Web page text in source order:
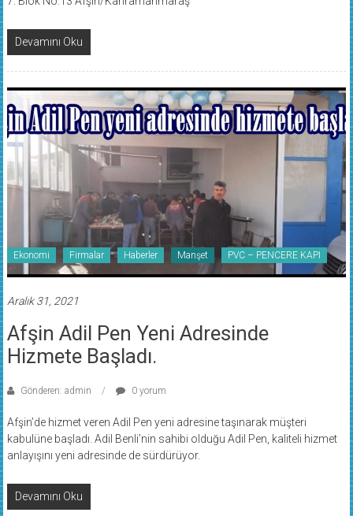
Devamını Oku
Ekonomi Firmalar Haberler Manşet PVC – PENCERE KAPI
Afşin Adil Pen Yeni Adresinde
Hizmete Başladı.
kabulüne başladı. Adil Benli’nin sahibi olduğu Adil Pen, kaliteli hizmet
anlayışını yeni adresinde de sürdürüyor.
Devamını Oku